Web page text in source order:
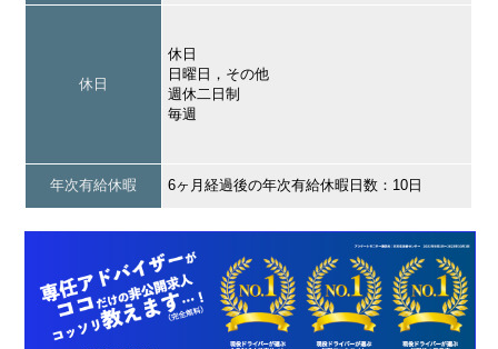
休日
休日
日曜日，その他
週休二日制
毎週
年次有給休暇 6ヶ月経過後の年次有給休暇日数：10日